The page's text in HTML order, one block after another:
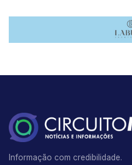
Informação com credibilidade.